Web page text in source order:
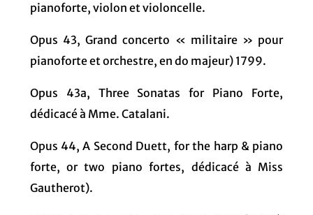
pianoforte, violon et violoncelle.
Opus 43, Grand concerto « militaire » pour
pianoforte et orchestre, en do majeur) 1799.
Opus 43a, Three Sonatas for Piano Forte,
dédicacé à Mme. Catalani.
Opus 44, A Second Duett, for the harp & piano
forte, or two piano fortes, dédicacé à Miss
Gautherot).